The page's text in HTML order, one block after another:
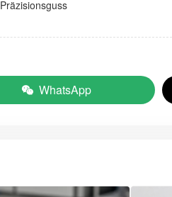
Präzisionsguss
WhatsApp